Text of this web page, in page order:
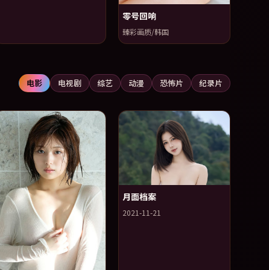
零号回响
臻彩画质/韩国
电影 电视剧 综艺 动漫 恐怖片 纪录片
月面档案
2021-11-21